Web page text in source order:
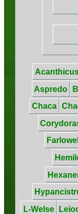
Aspredo
Chaca
L-Welse